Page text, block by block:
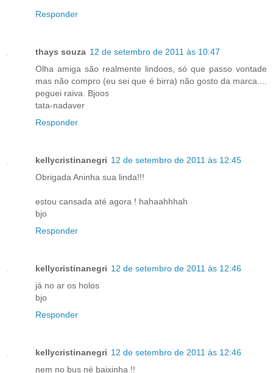
Responder
thays souza 12 de setembro de 2011 às 10:47
Olha amiga são realmente lindoos, só que passo vontade
mas não compro (eu sei que é birra) não gosto da marca....
peguei raiva. Bjoos
tata-nadaver
Responder
kellycristinanegri 12 de setembro de 2011 às 12:45
Obrigada Aninha sua linda!!!
estou cansada até agora ! hahaahhhah
bjo
Responder
kellycristinanegri 12 de setembro de 2011 às 12:46
já no ar os holos
bjo
Responder
kellycristinanegri 12 de setembro de 2011 às 12:46
nem no bus né baixinha !!